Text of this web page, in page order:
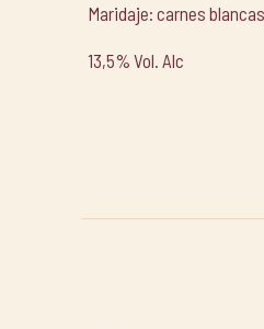
Maridaje: carnes
13,5% Vol. Alc